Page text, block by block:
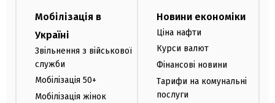
Мобілізація в
Україні
Звільнення з військової
служби
Мобілізація 50+
Мобілізація жінок
Новини економіки
Ціна нафти
Курси валют
Фінансові новини
Тарифи на комунальні
послуги